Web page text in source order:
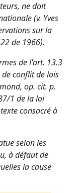
ne doit
(v. Yves
sur la
de 1966).
de l'art. 13.3
conflit de lois
op. cit. p.
1 de la loi
consacré à
selon les
à défaut de
la cause